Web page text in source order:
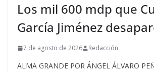
Los mil 600 mdp que
García Jiménez
7 de agosto de 2026 Redacción
ALMA GRANDE POR ÁNGEL ÁLVARO